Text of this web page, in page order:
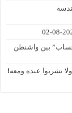
2026-
بين واشنطن
تشربوا عنده ومعه!